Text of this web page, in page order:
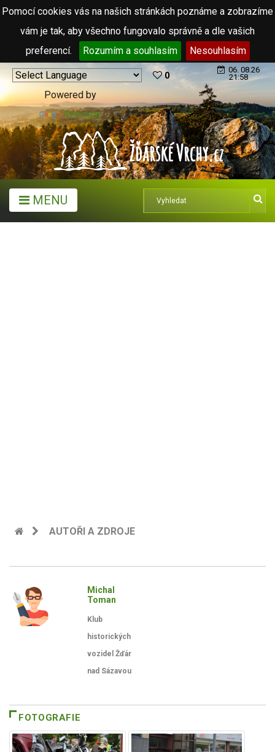
Pomocí cookies vás na našich stránkách poznáme a zobrazíme
vám je tak, aby všechno fungovalo správně a dle vašich
preferencí.
Rozumím a souhlasím Nesouhlasím
Powered by
Translate
0
06. 08.26
21:58
MENU
AUTOŘI A ZDROJE
Michal
Toman
Klub
historických
vozidel Žďár
nad Sázavou
FOTOGRAFIE